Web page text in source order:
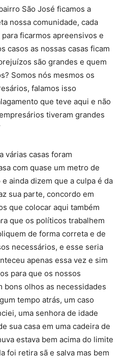
São José ficamos a
nossa comunidade, cada
ficarmos apreensivos e
casos as nossas casas ficam
são grandes e quem
Somos nós mesmos os
falamos isso
que teve aqui e não
tiveram grandes
várias casas foram
com quase um metro de
ainda dizem que a culpa é da
sua parte, concordo em
que colocar aqui também
que os políticos trabalhem
de forma correta e de
necessários, e esse seria
apenas essa vez e sim
para que os nossos
bons olhos as necessidades
tempo atrás, um caso
uma senhora de idade
sua casa em uma cadeira de
estava bem acima do limite
foi retira sã e salva mas bem